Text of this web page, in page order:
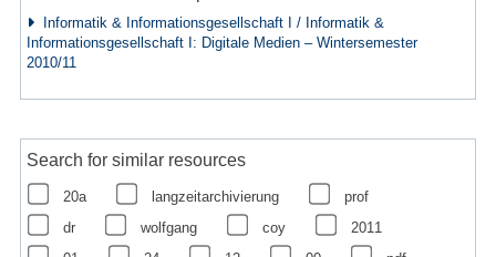
Informatik & Informationsgesellschaft I / Informatik &
Informationsgesellschaft I: Digitale Medien – Wintersemester
2010/11
Search for similar resources
20a langzeitarchivierung
prof
dr
wolfgang coy
2011